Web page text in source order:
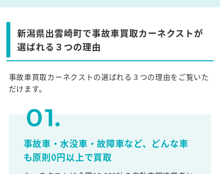
新潟県出雲崎町で事故車買取カーネクストが
選ばれる３つの理由
事故車買取カーネクストの選ばれる３つの理由をご覧いた
だけます。
事故車・水没車・故障車など、どんな車
も原則0円以上で買取